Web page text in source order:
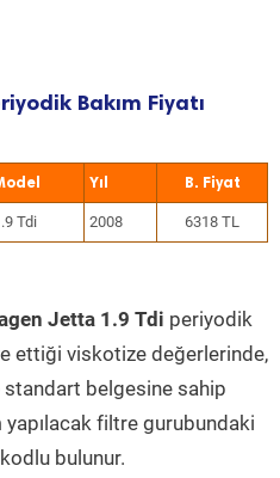
Bakım Fiyatı
Yıl
Tdi 2008 6318 TL
Jetta 1.9 Tdi periyodik
ettiği viskotize değerlerinde,
standart belgesine sahip
filtre gurubundaki
bulunur.